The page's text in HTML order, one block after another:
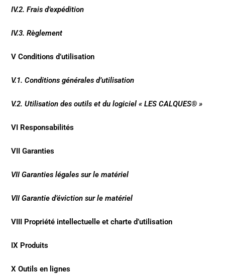
IV.2. Frais d’expédition
IV.3. Règlement
V Conditions d’utilisation
V.1. Conditions générales d’utilisation
V.2. Utilisation des outils et du logiciel « LES CALQUES® »
VI Responsabilités
VII Garanties
VII Garanties légales sur le matériel
VII Garantie d’éviction sur le matériel
VIII Propriété intellectuelle et charte d’utilisation
IX Produits
X Outils en lignes